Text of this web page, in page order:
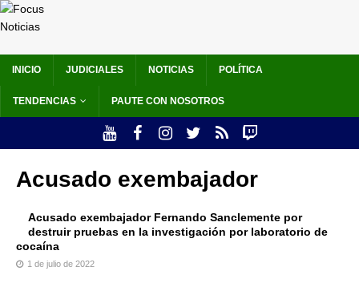
INICIO JUDICIALES NOTICIAS POLÍTICA
TENDENCIAS PAUTE CON NOSOTROS
Acusado exembajador
Acusado exembajador Fernando Sanclemente por
destruir pruebas en la investigación por laboratorio de
cocaína
1 de julio de 2022